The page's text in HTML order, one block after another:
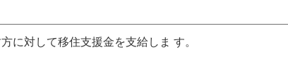
に対して移住支援金を支給しま す。